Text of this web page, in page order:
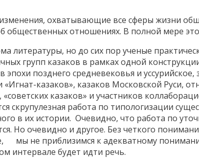
охватывающие все сферы жизни
отношениях. В полной мере это
литературы, но до сих пор ученые
групп казаков в рамках одной
позднего средневековья и уссурийское,
казаков», казаков Московской Руси,
казаков» и участников
скрупулезная работа по типологизации
в их истории. Очевидно, что работа по
Но очевидно и другое. Без четкого
не приблизимся к адекватному
интервале будет идти речь.